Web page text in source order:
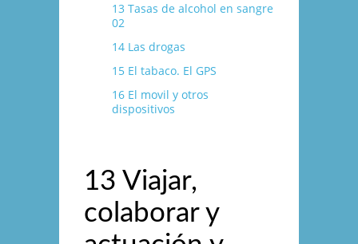
13 Tasas de alcohol en sangre
02
14 Las drogas
15 El tabaco. El GPS
16 El movil y otros
dispositivos
13 Viajar,
colaborar y